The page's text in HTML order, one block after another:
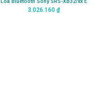
3.026.160 ₫